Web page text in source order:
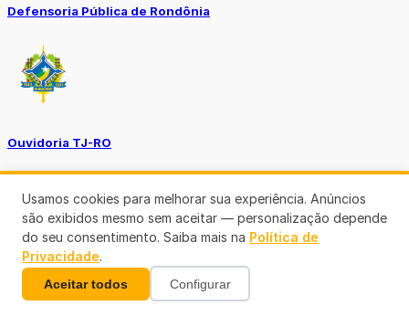
Defensoria Pública de Rondônia
Ouvidoria TJ-RO
Ouvidoria GERO
Usamos cookies para melhorar sua experiência. Anúncios
são exibidos mesmo sem aceitar — personalização depende
do seu consentimento. Saiba mais na Política de
Privacidade.
Aceitar todos Configurar